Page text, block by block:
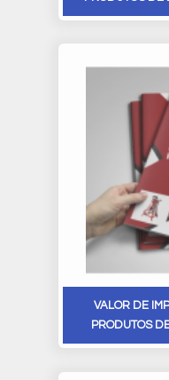
VALOR DE
PRODUTOS